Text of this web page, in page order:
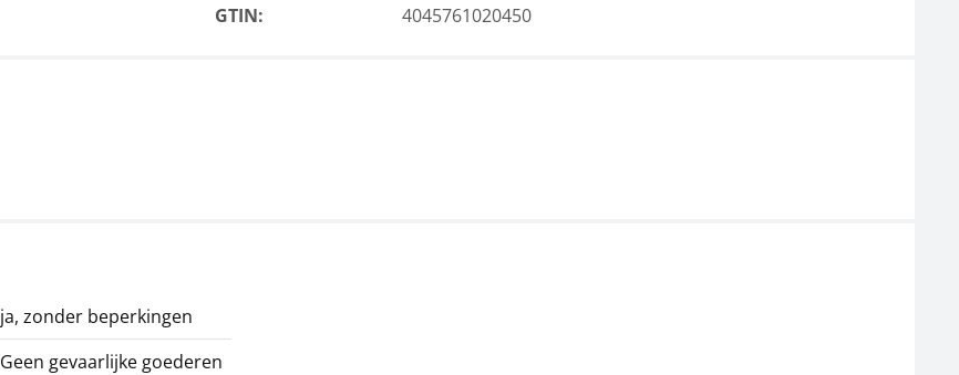
GTIN:
4045761020450
ja, zonder beperkingen
Geen gevaarlijke goederen